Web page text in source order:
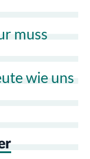
muss
wie uns